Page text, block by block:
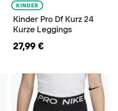
KINDER
Kinder Pro Df Kurz 24
Kurze Leggings
27,99 €